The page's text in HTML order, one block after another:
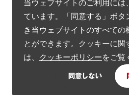
Dell Pro Premium
Dell Technologies
ヘルメットインナー
当ウェブサイトのご利用には
ています。「同意する」ボタ
き当ウェブサイトのすべての
とができます。クッキーに関
は、
クッキーポリシーをご覧
同意しない